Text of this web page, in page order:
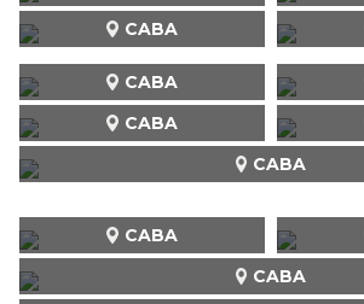
CABA
CABA
CABA
CABA
CABA
CABA